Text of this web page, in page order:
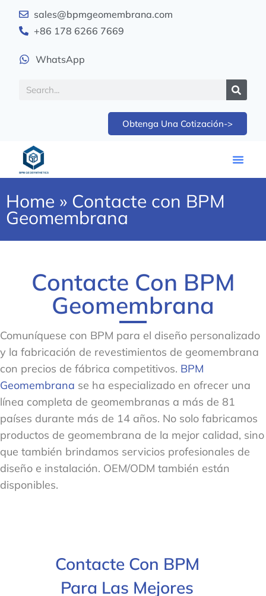
sales@bpmgeomembrana.com
+86 178 6266 7669
WhatsApp
Obtenga Una Cotización->
Home » Contacte con BPM
Geomembrana
Contacte Con BPM
Geomembrana
Comuníquese con BPM para el diseño personalizado
y la fabricación de revestimientos de geomembrana
con precios de fábrica competitivos. BPM
Geomembrana se ha especializado en ofrecer una
línea completa de geomembranas a más de 81
países durante más de 14 años. No solo fabricamos
productos de geomembrana de la mejor calidad, sino
que también brindamos servicios profesionales de
diseño e instalación. OEM/ODM también están
disponibles.
Contacte Con BPM
Para Las Mejores